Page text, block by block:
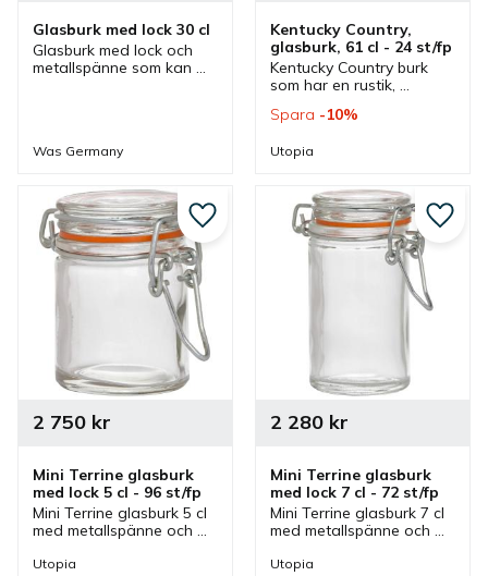
Glasburk med lock 30 cl
Glasburk med lock och
metallspänne som kan
Was Germany
Kentucky Country,
glasburk, 61 cl - 24 st/fp
Kentucky Country burk
som har en rustik,
som passar bra vid
Spara 10%
Utopia
Mini Terrine glasburk
med lock 5 cl - 96 st/fp
Mini Terrine glasburk 5 cl
med metallspänne och
Utopia. Glasburk som
2 750kr
Utopia
Lägg till i favoriter
Mini Terrine glasburk
med lock 7 cl - 72 st/fp
Mini Terrine glasburk 7 cl
med metallspänne och
Utopia. Glasburk som
2 280kr
Utopia
Lägg